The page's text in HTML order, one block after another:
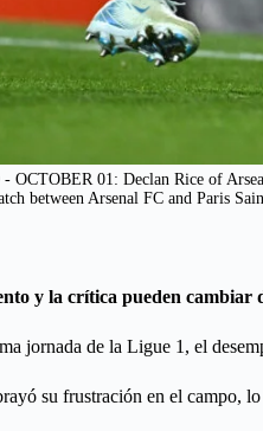
01: Declan Rice of
between Arsenal FC and Paris
y la crítica pueden cambiar
jornada de la Ligue 1, el
su frustración en el campo,